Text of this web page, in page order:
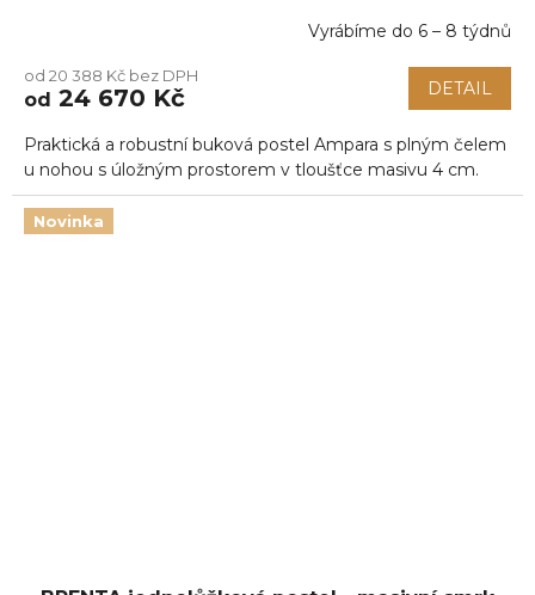
Vyrábíme do 6 – 8 týdnů
od 20 388 Kč bez DPH
od 24 670 Kč DETAIL
Praktická a robustní buková postel Ampara s plným čelem
u nohou s úložným prostorem v tloušťce masivu 4 cm.
Novinka